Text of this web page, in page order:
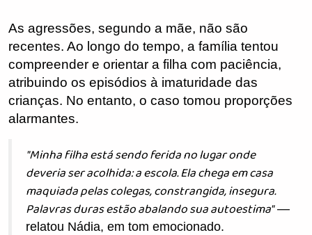
As agressões, segundo a mãe, não são
recentes. Ao longo do tempo, a família tentou
compreender e orientar a filha com paciência,
atribuindo os episódios à imaturidade das
crianças. No entanto, o caso tomou proporções
alarmantes.
"Minha filha está sendo ferida no lugar onde
deveria ser acolhida: a escola. Ela chega em casa
maquiada pelas colegas, constrangida, insegura.
Palavras duras estão abalando sua autoestima"—
relatou Nádia, em tom emocionado.